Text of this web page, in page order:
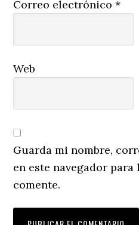
Correo electrónico*
Web
Guarda mi nombre,
en este navegador para
comente.